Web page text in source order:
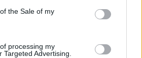
the Sale of my
processing my
Targeted Advertising.
del sindaco Gualtieri. Ecco,
500.000 euro dei
educativa pro-Ztl
risparmiarli.